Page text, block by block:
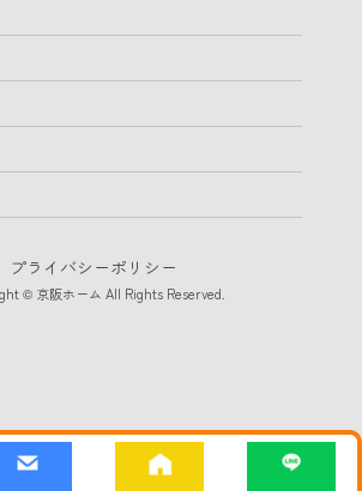
プライバシーポリシー
© 京阪ホーム All Rights Reserved.